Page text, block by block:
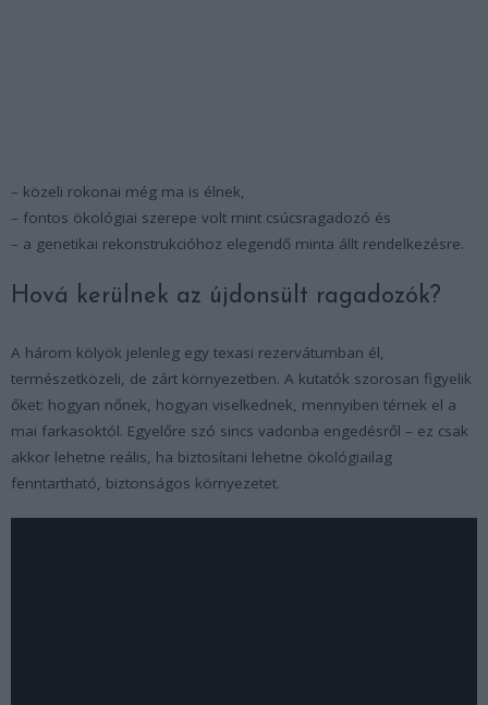
– közeli rokonai még ma is élnek,
– fontos ökológiai szerepe volt mint csúcsragadozó és
– a genetikai rekonstrukcióhoz elegendő minta állt rendelkezésre.
Hová kerülnek az újdonsült ragadozók?
A három kölyök jelenleg egy texasi rezervátumban él,
természetközeli, de zárt környezetben. A kutatók szorosan figyelik
őket: hogyan nőnek, hogyan viselkednek, mennyiben térnek el a
mai farkasoktól. Egyelőre szó sincs vadonba engedésről – ez csak
akkor lehetne reális, ha biztosítani lehetne ökológiailag
fenntartható, biztonságos környezetet.